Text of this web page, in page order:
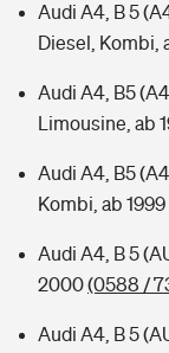
Audi A4, B 5
Diesel, Kombi,
Audi A4, B5
Limousine, ab
Audi A4, B5
Kombi, ab 1999
Audi A4, B 5
2000(0588 /
Audi A4, B 5